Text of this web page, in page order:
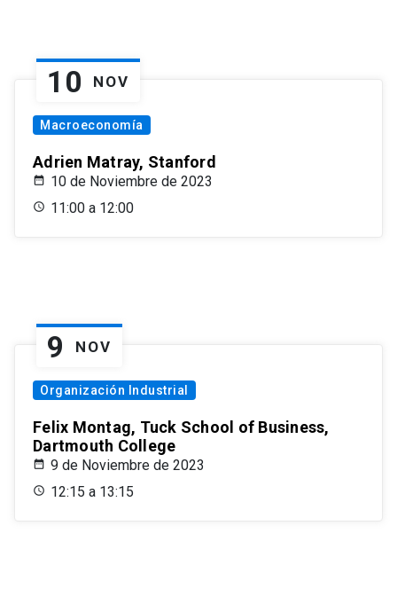
10 NOV
Macroeconomía
Adrien Matray, Stanford
10 de Noviembre de 2023
11:00 a 12:00
9 NOV
Organización Industrial
Felix Montag, Tuck School of Business,
Dartmouth College
9 de Noviembre de 2023
12:15 a 13:15